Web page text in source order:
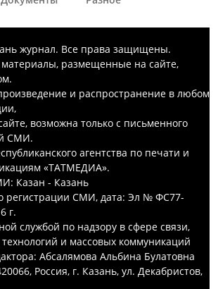
журнал. Все права защищены.
размещенные на сайте,
и распространение в любом
возможна только с письменного
СМИ.
агентства по печати и
«ТАТМЕДИА».
Казан - Казань
регистрации СМИ, дата: Эл № ФС77-
г.
службой по надзору в сфере связи,
и массовых коммуникаций
Абсалямова Альбина Булатовна
Россия, г. Казань, ул. Декабристов,